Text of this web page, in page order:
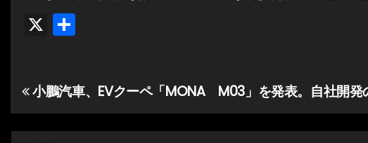
X
投
稿
小鵬汽車、EVクーペ「MONA M03」を発表。自社開発